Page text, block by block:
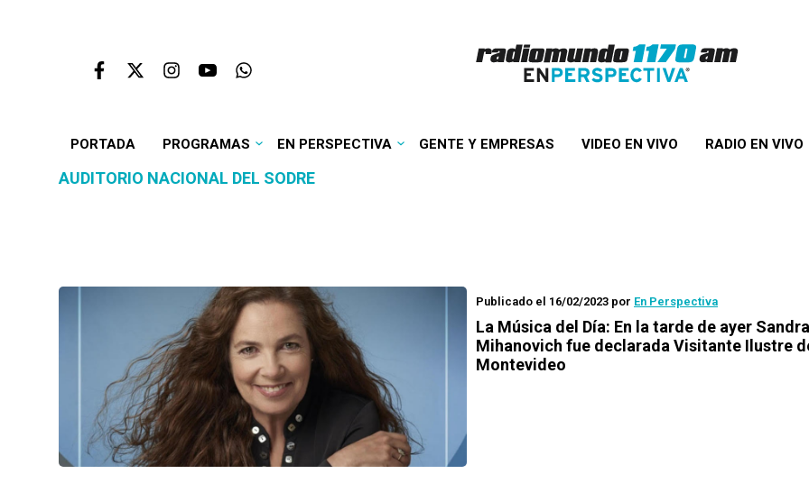
PORTADA PROGRAMAS EN PERSPECTIVA GENTE Y EMPRESAS VIDEO EN VIVO RADIO EN VIVO
AUDITORIO NACIONAL DEL SODRE
Publicado el 16/02/2023 por En Perspectiva
La Música del Día: En la tarde de ayer Sandra
Mihanovich fue declarada Visitante Ilustre
Montevideo